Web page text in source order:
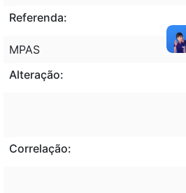
Referenda:
MPAS
Alteração:
Correlação: